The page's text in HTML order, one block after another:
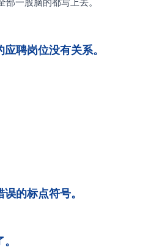
聘岗位没有关系。
的标点符号。